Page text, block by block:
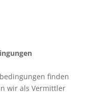
finden
wir als Vermittler